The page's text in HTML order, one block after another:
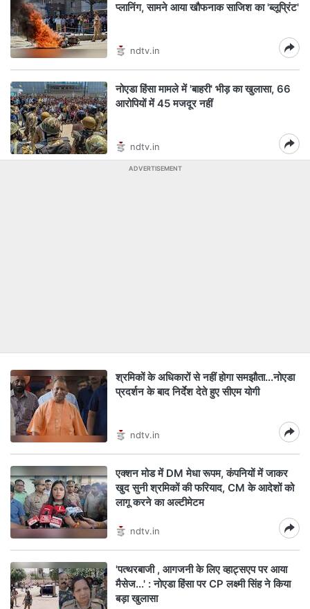
प्लानिंग, सामने आया खौफनाक साजिश का 'ब्लूप्रिंट'
ndtv.in
नोएडा हिंसा मामले में 'बाहरी' भीड़ का खुलासा, 66
आरोपियों में 45 मजदूर नहीं
ndtv.in
ADVERTISEMENT
श्रमिकों के अधिकारों से नहीं होगा समझौता...नोएडा
प्रदर्शन के बाद निर्देश देते हुए सीएम योगी
ndtv.in
एक्शन मोड में DM मेधा रूपम, कंपनियों में जाकर
खुद सुनी श्रमिकों की फरियाद, CM के आदेशों को
लागू करने का अल्टीमेटम
ndtv.in
'पत्थरबाजी , आगजनी के लिए व्हाट्सएप पर आया
मैसेज...' : नोएडा हिंसा पर CP लक्ष्मी सिंह ने किया
बड़ा खुलासा